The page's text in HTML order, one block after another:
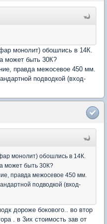
монолит) обошлись в 14К.
может быть 30К?
правда межосевое 450 мм.
подводкой (вход-
монолит) обошлись в 14К.
может быть 30К?
правда межосевое 450 мм.
подводкой (вход-
дороже бокового.. во втор
. в 3их стоимость зав от